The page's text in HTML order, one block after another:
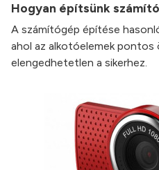
Hogyan építsünk
A számítógép építése
ahol az alkotóelemek pontos
elengedhetetlen a sikerhez.